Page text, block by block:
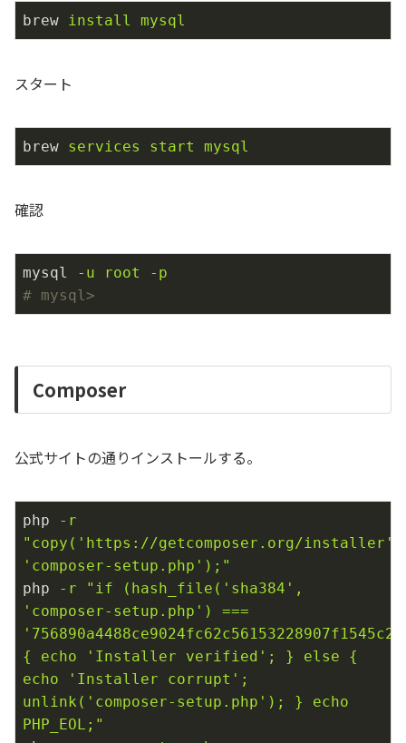
brew install mysql
スタート
brew services start mysql
確認
mysql
-u root -p
# mysql>
Composer
公式サイトの通りインストールする。
php
-r
"copy('https://getcomposer.org/installer',
'composer-setup.php');"
php
-r "if (hash_file('sha384',
'composer-setup.php') ===
{ echo 'Installer verified'; } else {
echo 'Installer corrupt';
unlink('composer-setup.php'); } echo
PHP_EOL;"